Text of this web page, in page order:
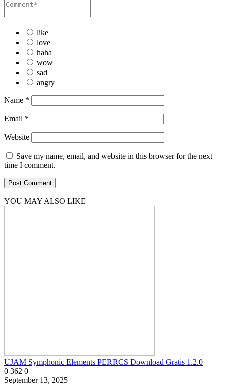
like
love
haha
wow
sad
angry
Name *
Email *
Website
Save my name, email, and website in this browser for the next
time I comment.
YOU MAY ALSO LIKE
UJAM Symphonic Elements PERRCS Download Gratis 1.2.0
0 362 0
September 13, 2025